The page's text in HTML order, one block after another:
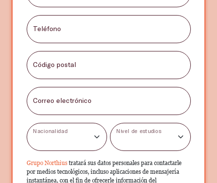
Teléfono
Código postal
Correo electrónico
Nacionalidad Nivel de estudios
Grupo Northius tratará sus datos personales para contactarle
por medios tecnológicos, incluso aplicaciones de mensajería
instantánea, con el fin de ofrecerle información del